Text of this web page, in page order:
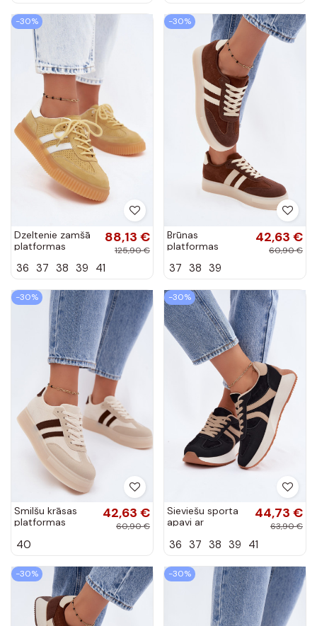
-30%
Dzeltenie zamšā
platformas
Artelle
88,13 €
125,90 €
36 37 38 39 41
-30%
Brūnas
platformas
Giselia
42,63 €
60,90 €
37 38 39
-30%
Smilšu krāsas
platformas
Giselia
42,63 €
60,90 €
40
-30%
Sieviešu sporta
apavi ar
krāsā Laurelia
44,73 €
63,90 €
36 37 38 39 41
-30% -30%